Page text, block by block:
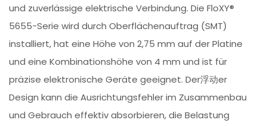
und zuverlässige elektrische Verbindung. Die FloXY®
5655-Serie wird durch Oberflächenauftrag (SMT)
installiert, hat eine Höhe von 2,75 mm auf der Platine
und eine Kombinationshöhe von 4 mm und ist für
präzise elektronische Geräte geeignet. Der浮动er
Design kann die Ausrichtungsfehler im Zusammenbau
und Gebrauch effektiv absorbieren, die Belastung